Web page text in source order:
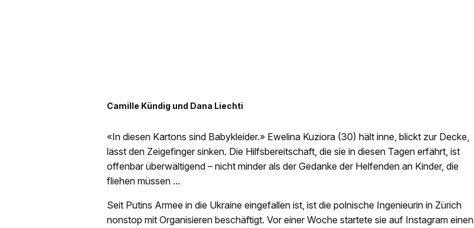
Camille Kündig und Dana Liechti
«In diesen Kartons sind Babykleider.» Ewelina Kuziora (30) hält inne, blickt zur Decke,
lässt den Zeigefinger sinken. Die Hilfsbereitschaft, die sie in diesen Tagen erfährt, ist
offenbar überwältigend – nicht minder als der Gedanke der Helfenden an Kinder, die
fliehen müssen ...
Seit Putins Armee in die Ukraine eingefallen ist, ist die polnische Ingenieurin in Zürich
nonstop mit Organisieren beschäftigt. Vor einer Woche startete sie auf Instagram einen